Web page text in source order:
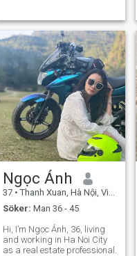
Ngọc Ánh
37 • Thanh Xuan, Hà Nội, Vietnam
Söker: Man 36 - 45
Hi, I’m Ngọc Ánh, 36, living
and working in Ha Noi City
as a real estate professional.